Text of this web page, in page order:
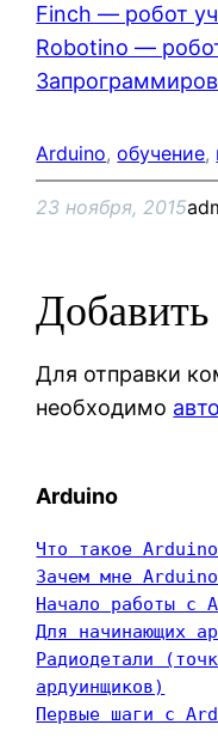
Finch — робот
Robotino —
Arduino, обучение,
23 ноября, 2015
Для отправки
необходимо
Arduino
Что такое
Зачем мне
Начало работы с
Для начинающих
Радиодетали
ардуинщиков)
Первые шаги с